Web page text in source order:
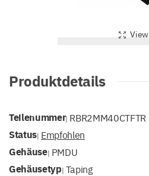
View
Produktdetails
Teilenummer| RBR2MM40CTFTR
Status| Empfohlen
Gehäuse| PMDU
Gehäusetyp| Taping